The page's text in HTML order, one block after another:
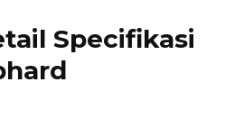
Specifikasi